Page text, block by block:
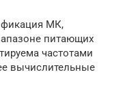
МК,
питающих
частотами
вычислительные